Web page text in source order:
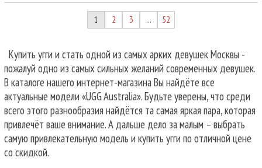
1 2 3 … 52
Купить угги и стать одной из самых арких девушек Москвы -
пожалуй одно из самых сильных желаний современных девушек.
В каталоге нашего интернет-магазина Вы найдёте все
актуальные модели «UGG Australia». Будьте уверены, что среди
всего этого разнообразия найдётся та самая яркая пара, которая
привлечёт ваше внимание. А дальше дело за малым – выбрать
самую привлекательную модель и купить угги по отличной цене
со скидкой.